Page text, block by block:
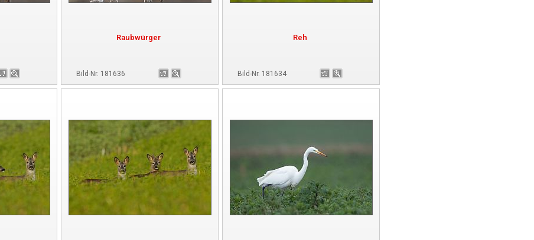
Raubwürger
Bild-Nr. 181636
Reh
Bild-Nr. 181634